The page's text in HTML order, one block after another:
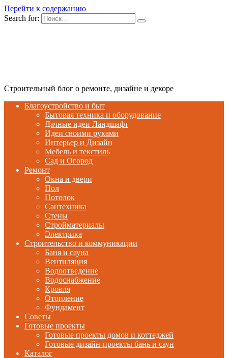
Перейти к содержанию
Search for:
Строительный блог о ремонте, дизайне и декоре
Благоустройство и быт
Бытовая техника и оборудование
Дачные идеи Ландшафт
Идеи своими руками
Интерьер и Дизайн
Мебель и текстиль
Сад и Огород
Ремонт
Окна и двери
Пол
Потолок
Сантехника
Стены
Стройматериалы
Электрика
Строительство и коммуникации
Баня и сауна
Вентиляция
Водоотведение
Водоснабжение
Кровля
Отопление
Фундамент
Советы
Готовые проекты
Готовые проекты домов и коттеджей
Готовые дизайн-проекты бань и саун
Каталог